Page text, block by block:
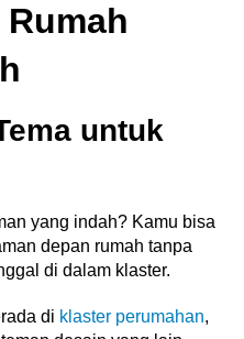
untuk
yang indah? Kamu bisa
depan rumah tanpa
di dalam klaster.
di klaster perumahan,